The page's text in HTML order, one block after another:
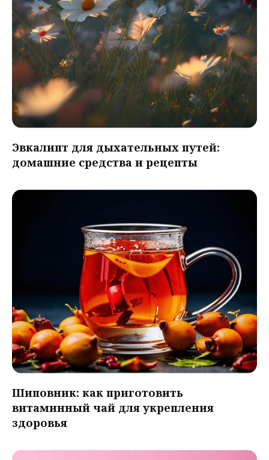
Эвкалипт для дыхательных путей:
домашние средства и рецепты
Шиповник: как приготовить
витаминный чай для укрепления
здоровья